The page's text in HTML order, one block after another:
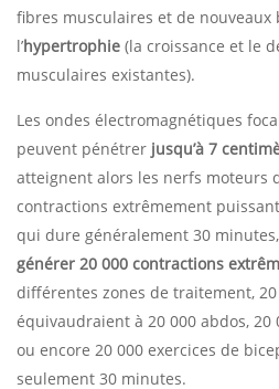
fibres musculaires et de
l’hypertrophie (la croissance et le
musculaires existantes).
Les ondes électromagnétiques
peuvent pénétrer jusqu’à 7
atteignent alors les nerfs moteurs
contractions extrêmement
qui dure généralement 30 minutes,
générer 20 000 contractions
différentes zones de traitement,
équivaudraient à 20 000 abdos, 20
ou encore 20 000 exercices de
seulement 30 minutes.